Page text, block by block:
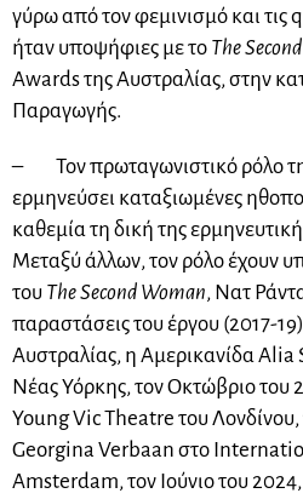
γύρω από τον φεμινισμό και τις
ήταν υποψήφιες με το The
Awards της Αυστραλίας, στην
Παραγωγής.
– Τον πρωταγωνιστικό ρόλο
ερμηνεύσει καταξιωμένες
καθεμία τη δική της
Μεταξύ άλλων, τον ρόλο έχουν
του The Second Woman, Νατ
παραστάσεις του έργου (2017-
Αυστραλίας, η Αμερικανίδα
Νέας Υόρκης, τον Οκτώβριο του
Young Vic Theatre του
Georgina Verbaan στο
Amsterdam, τον Ιούνιο του